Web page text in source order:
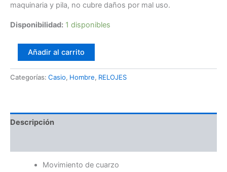
maquinaria y pila, no cubre daños por mal uso.
Disponibilidad: 1 disponibles
Añadir al carrito
Categorías: Casio, Hombre, RELOJES
Descripción
Movimiento de cuarzo